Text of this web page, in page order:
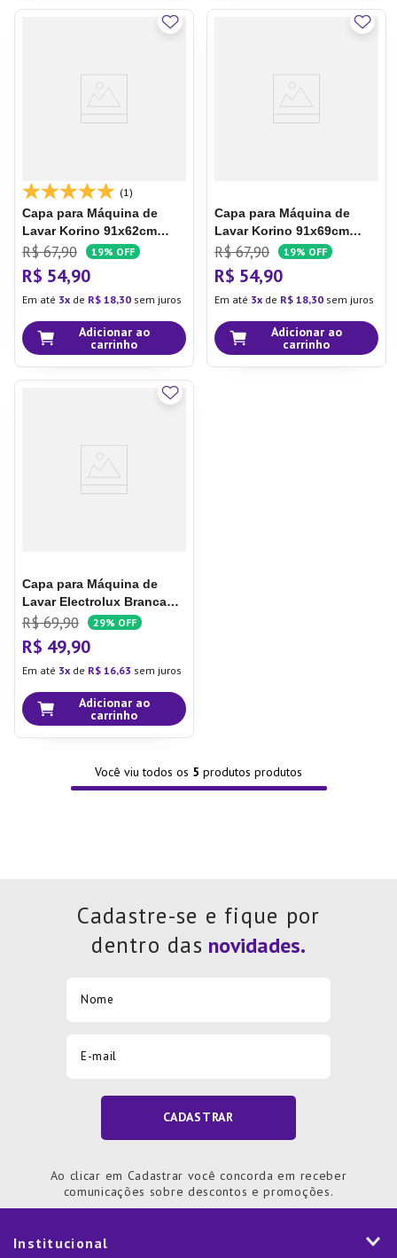
(1)
Capa para Máquina de
Lavar Korino 91x62cm
Cinza - Plast Leo
R$ 67,90 19% OFF
R$ 54,90
Em até 3 de R$ 18,30 sem juros
Adicionar ao
carrinho
Capa para Máquina de
Lavar Korino 91x69cm
Cinza - Plast Leo
R$ 67,90 19% OFF
R$ 54,90
Em até 3 de R$ 18,30 sem juros
Adicionar ao
carrinho
Capa para Máquina de
Lavar Electrolux Branca
10kg a 16kg Tamanho G
R$ 69,90 29% OFF
R$ 49,90
Em até 3 de R$ 16,63 sem juros
Adicionar ao
carrinho
Você viu todos os 5 produtos
Cadastre-se e fique por
dentro das
CADASTRAR
Ao clicar em Cadastrar você concorda em receber
comunicações sobre descontos e promoções.
Institucional